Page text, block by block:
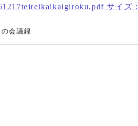
サイズ：
会議録